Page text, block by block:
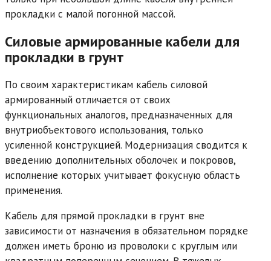
прокладки с малой погонной массой.
Силовые армированные кабели для
прокладки в грунт
По своим характеристикам кабель силовой
армированный отличается от своих
функциональных аналогов, предназначенных для
внутриобъектового использования, только
усиленной конструкцией. Модернизация сводится к
введению дополнительных оболочек и покровов,
исполнение которых учитывает фокусную область
применения.
Кабель для прямой прокладки в грунт вне
зависимости от назначения в обязательном порядке
должен иметь броню из проволоки с круглым или